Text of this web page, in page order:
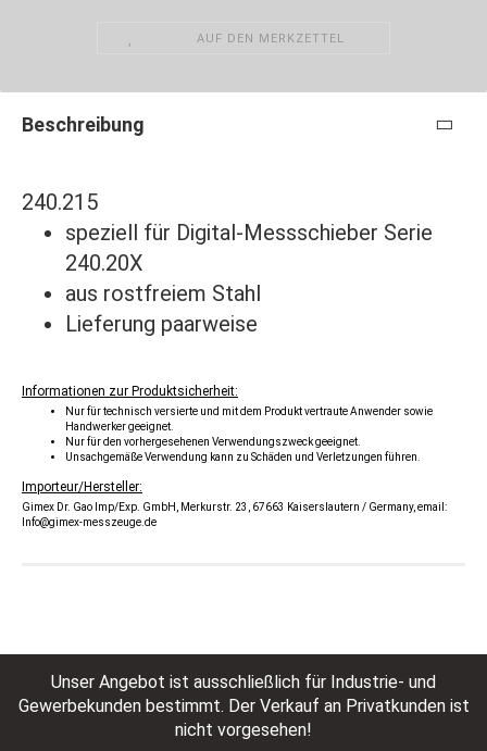
AUF DEN MERKZETTEL
Beschreibung
240.215
speziell für Digital-Messschieber Serie
240.20X
aus rostfreiem Stahl
Lieferung paarweise
Informationen zur Produktsicherheit:
Nur für technisch versierte und mit dem Produkt vertraute Anwender sowie
Handwerker geeignet.
Nur für den vorhergesehenen Verwendungszweck geeignet.
Unsachgemäße Verwendung kann zu Schäden und Verletzungen führen.
Importeur/Hersteller:
Gimex Dr. Gao Imp/Exp. GmbH, Merkurstr. 23, 67663 Kaiserslautern / Germany, email:
Info@gimex-messzeuge.de
Unser Angebot ist ausschließlich für Industrie- und
Gewerbekunden bestimmt. Der Verkauf an Privatkunden ist
nicht vorgesehen!